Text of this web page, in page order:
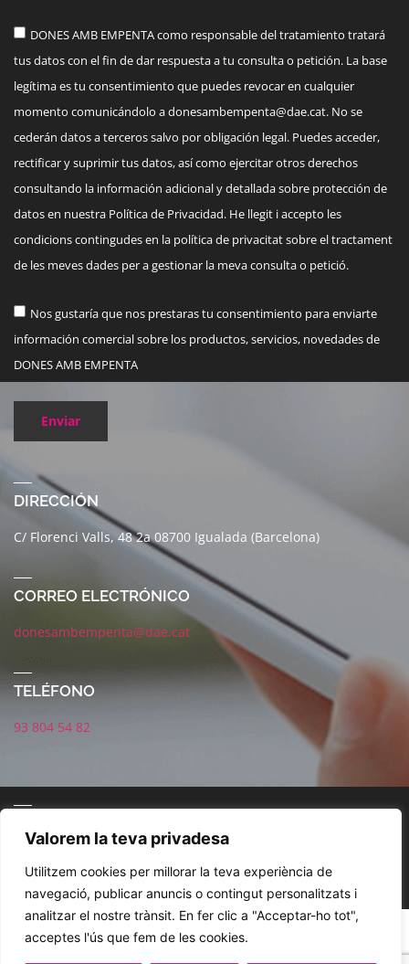
Valorem la teva privadesa
Utilitzem cookies per millorar la teva experiència de
navegació, publicar anuncis o contingut personalitzats i
analitzar el nostre trànsit. En fer clic a "Acceptar-ho tot",
acceptes l'ús que fem de les cookies.
DONES AMB EMPENTA como responsable del tratamiento tratará
tus datos con el fin de dar respuesta a tu consulta o petición. La base
legítima es tu consentimiento que puedes revocar en cualquier
momento comunicándolo adonesambempenta@dae.cat. No se
cederán datos a terceros salvo por obligación legal. Puedes acceder,
rectificar y suprimir tus datos, así como ejercitar otros derechos
consultando la información adicional y detallada sobre protección de
datos en nuestra Política de Privacidad. He llegit i accepto les
condicions contingudes en la política de privacitat sobre el tractament
de les meves dades per a gestionar la meva consulta o petició.
Nos gustaría que nos prestaras tu consentimiento para enviarte
información comercial sobre los productos, servicios, novedades de
DONES AMB EMPENTA
Enviar
DIRECCIÓN
C/ Florenci Valls, 48 2a 08700 Igualada (Barcelona)
CORREO ELECTRÓNICO
donesambempenta@dae.cat
TELÉFONO
93 804 54 82
POLÍTICA DE REDES SOCIALESAVISO LEGALPOLÍTICA DE PRIVACIDAD